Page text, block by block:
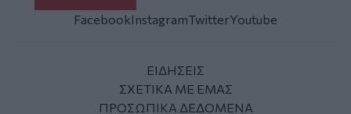
FacebookInstagramTwitterYoutube
ΕΙΔΗΣΕΙΣ
ΣΧΕΤΙΚΑ ΜΕ ΕΜΑΣ
ΠΡΟΣΩΠΙΚΑ ΔΕΔΟΜΕΝΑ